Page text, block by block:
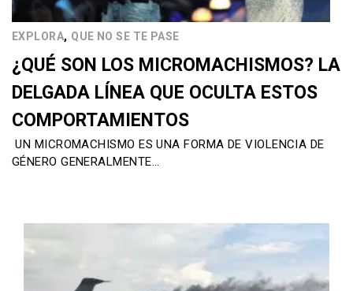
EXPLORA, QUE NO SE TE PASE
¿QUÉ SON LOS MICROMACHISMOS? LA
DELGADA LÍNEA QUE OCULTA ESTOS
COMPORTAMIENTOS
UN MICROMACHISMO ES UNA FORMA DE VIOLENCIA DE
GÉNERO GENERALMENTE…